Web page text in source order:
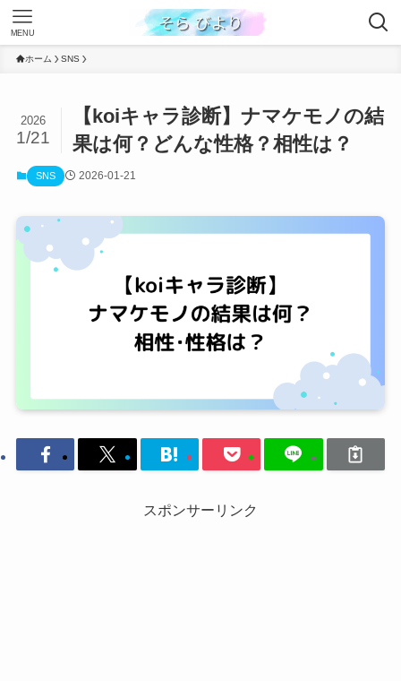
MENU
ホーム SNS
【koiキャラ診断】ナマケモノの結
果は何？どんな性格？相性は？
2026
1/21
SNS 2026-01-21
スポンサーリンク